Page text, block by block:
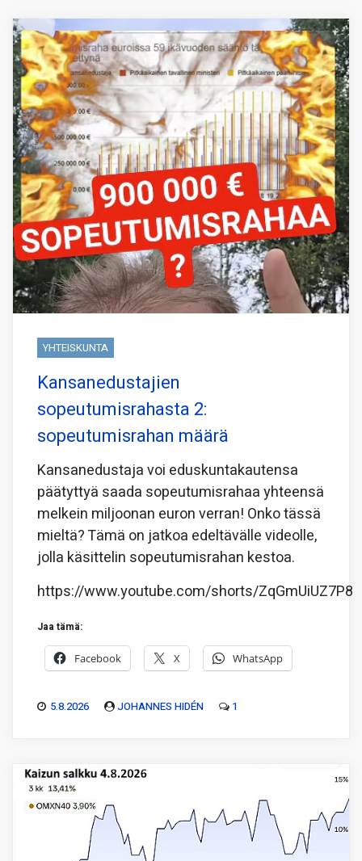
YHTEISKUNTA
Kansanedustajien
sopeutumisrahasta 2:
sopeutumisrahan määrä
Kansanedustaja voi eduskuntakautensa
päätyttyä saada sopeutumisrahaa yhteensä
melkein miljoonan euron verran! Onko tässä
mieltä? Tämä on jatkoa edeltävälle videolle,
jolla käsittelin sopeutumisrahan kestoa.
https://www.youtube.com/shorts/ZqGmUiUZ7P8
Jaa tämä:
Facebook X WhatsApp
5.8.2026 JOHANNES HIDÉN 1